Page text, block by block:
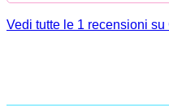
Vedi tutte le 1 recensioni